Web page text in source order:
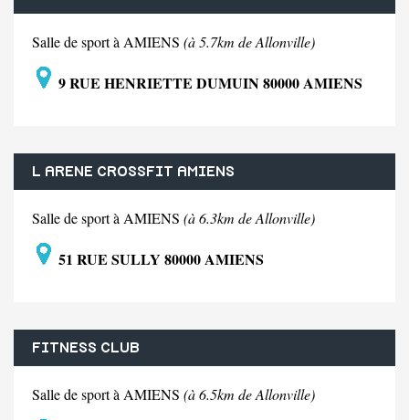
Salle de sport à AMIENS (à 5.7km de Allonville)
9 RUE HENRIETTE DUMUIN 80000 AMIENS
L ARENE CROSSFIT AMIENS
Salle de sport à AMIENS (à 6.3km de Allonville)
51 RUE SULLY 80000 AMIENS
FITNESS CLUB
Salle de sport à AMIENS (à 6.5km de Allonville)